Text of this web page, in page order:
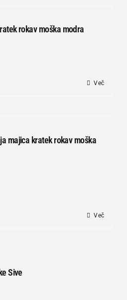
rokav moška modra
Več
majica kratek rokav moška
Več
Sive